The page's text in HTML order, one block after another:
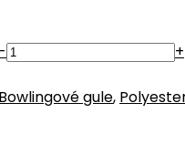
- +
Bowlingové gule,